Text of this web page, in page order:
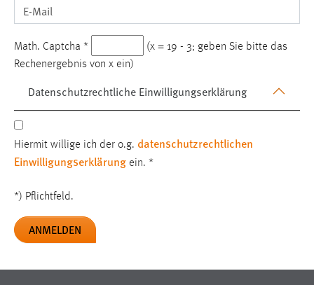
Math. Captcha *
(x = 19 - 3; geben Sie bitte das
Rechenergebnis von x ein)
Datenschutzrechtliche Einwilligungserklärung
Hiermit willige ich der o.g. datenschutzrechtlichen
Einwilligungserklärung ein. *
*) Pflichtfeld.
Facebook Pixel
Name:
_fbp
Facebook
Conversion-Tracking
Cookie Laufzeit:
EXTERNE MEDIEN